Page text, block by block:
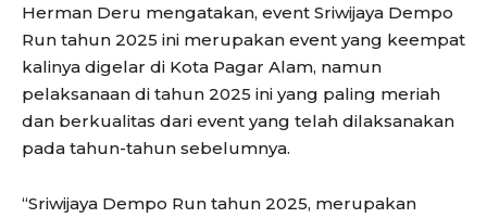
Herman Deru mengatakan, event Sriwijaya Dempo
Run tahun 2025 ini merupakan event yang keempat
kalinya digelar di Kota Pagar Alam, namun
pelaksanaan di tahun 2025 ini yang paling meriah
dan berkualitas dari event yang telah dilaksanakan
pada tahun-tahun sebelumnya.
“Sriwijaya Dempo Run tahun 2025, merupakan